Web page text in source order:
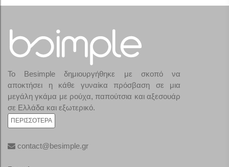
Το Besimple δημιουργήθηκε με σκοπό να
αποκτήσει η κάθε γυναίκα πρόσβαση σε μια
μεγάλη γκάμα με ρούχα, παπούτσια και αξεσουάρ
σε Ελλάδα και εξωτερικό.
ΠΕΡΙΣΣΌΤΕΡΑ
contact@besimple.gr